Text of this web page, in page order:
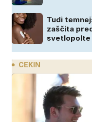
Tudi
zaščita
svetlopolte
CEKIN